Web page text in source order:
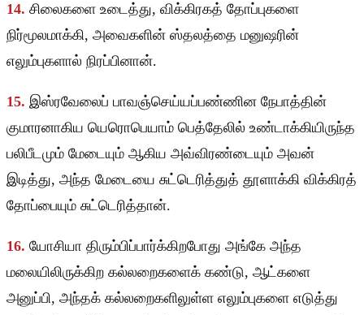
14. சிலைகளை உடைத்து, விக்கிரகத் தோப்புகளை
நிர்மூலமாக்கி, அவைகளின் ஸ்தலத்தை மனுஷரின்
எலும்புகளால் நிரப்பினான்.
15. இஸ்ரவேலைப் பாவஞ்செய்யப்பண்ணின நேபாத்தின்
குமாரனாகிய யெரொபெயாம் பெத்தேலில் உண்டாக்கியிருந்த
பலிபீடமும் மேடையும் ஆகிய அவ்விரண்டையும் அவன்
இடித்து, அந்த மேடையை சுட்டெரித்துத் தூளாக்கி விக்கிரத்
தோப்பையும் சுட்டெரித்தான்.
16. யோசியா திரும்பிப்பார்க்கிறபோது அங்கே அந்த
மலையிலிருக்கிற கல்லறைகளைக் கண்டு, ஆட்களை
அனுப்பி, அந்தக் கல்லறைகளிலுள்ள எலும்புகளை எடுத்து